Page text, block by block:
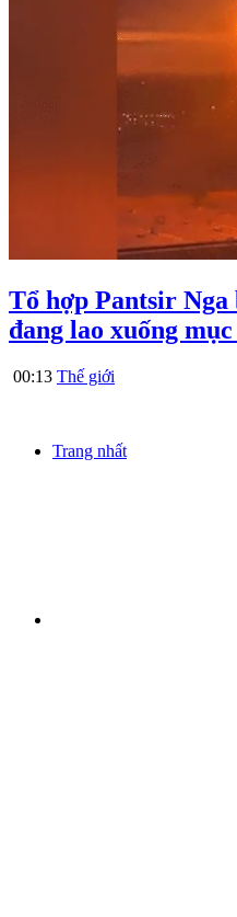
Tổ hợp Pantsir
đang lao xuống
00:13 Thế giới
Trang nhất